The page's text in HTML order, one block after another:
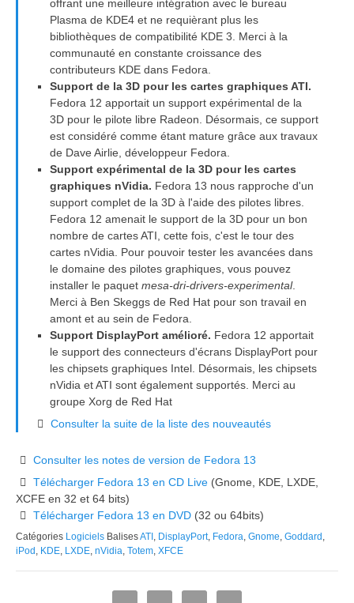
offrant une meilleure intégration avec le bureau
Plasma de KDE4 et ne requièrant plus les
bibliothèques de compatibilité KDE 3. Merci à la
communauté en constante croissance des
contributeurs KDE dans Fedora.
Support de la 3D pour les cartes graphiques ATI.
Fedora 12 apportait un support expérimental de la
3D pour le pilote libre Radeon. Désormais, ce support
est considéré comme étant mature grâce aux travaux
de Dave Airlie, développeur Fedora.
Support expérimental de la 3D pour les cartes
graphiques nVidia. Fedora 13 nous rapproche d'un
support complet de la 3D à l'aide des pilotes libres.
Fedora 12 amenait le support de la 3D pour un bon
nombre de cartes ATI, cette fois, c'est le tour des
cartes nVidia. Pour pouvoir tester les avancées dans
le domaine des pilotes graphiques, vous pouvez
installer le paquet mesa-dri-drivers-experimental.
Merci à Ben Skeggs de Red Hat pour son travail en
amont et au sein de Fedora.
Support DisplayPort amélioré. Fedora 12 apportait
le support des connecteurs d'écrans DisplayPort pour
les chipsets graphiques Intel. Désormais, les chipsets
nVidia et ATI sont également supportés. Merci au
groupe Xorg de Red Hat
Consulter la suite de la liste des nouveautés
Consulter les notes de version de Fedora 13
Télécharger Fedora 13 en CD Live(Gnome, KDE, LXDE,
XCFE en 32 et 64 bits)
Télécharger Fedora 13 en DVD(32 ou 64bits)
Catégories Logiciels BalisesATI DisplayPort, Fedora Gnome Goddard
iPod KDE LXDE nVidia Totem XFCE